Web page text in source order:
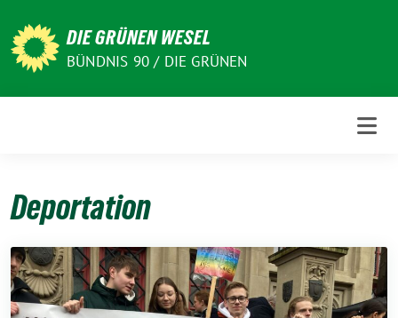
zum
Inhalt
DIE GRÜNEN WESEL
BÜNDNIS 90 / DIE GRÜNEN
Deportation